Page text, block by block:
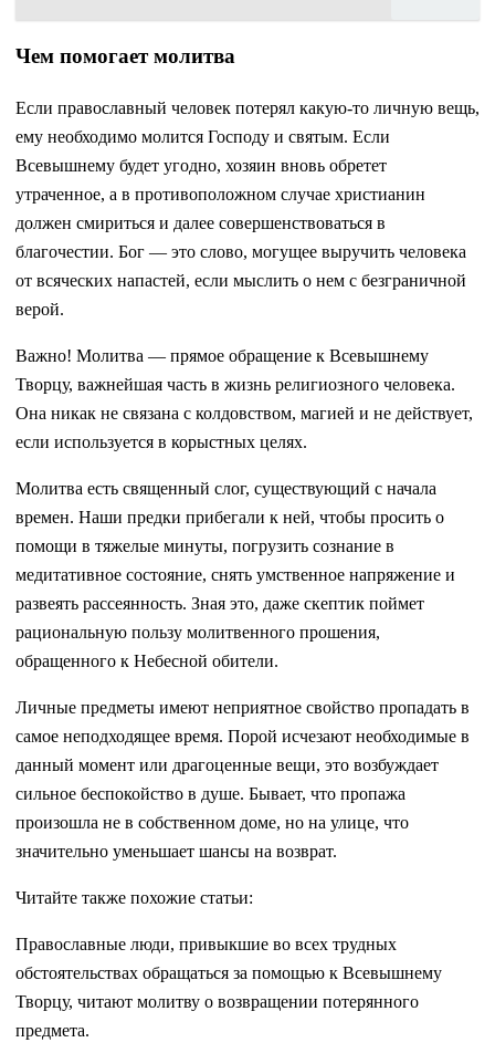
Чем помогает молитва
Если православный человек потерял какую-то личную вещь,
ему необходимо молится Господу и святым. Если
Всевышнему будет угодно, хозяин вновь обретет
утраченное, а в противоположном случае христианин
должен смириться и далее совершенствоваться в
благочестии. Бог — это слово, могущее выручить человека
от всяческих напастей, если мыслить о нем с безграничной
верой.
Важно! Молитва — прямое обращение к Всевышнему
Творцу, важнейшая часть в жизнь религиозного человека.
Она никак не связана с колдовством, магией и не действует,
если используется в корыстных целях.
Молитва есть священный слог, существующий с начала
времен. Наши предки прибегали к ней, чтобы просить о
помощи в тяжелые минуты, погрузить сознание в
медитативное состояние, снять умственное напряжение и
развеять рассеянность. Зная это, даже скептик поймет
рациональную пользу молитвенного прошения,
обращенного к Небесной обители.
Личные предметы имеют неприятное свойство пропадать в
самое неподходящее время. Порой исчезают необходимые в
данный момент или драгоценные вещи, это возбуждает
сильное беспокойство в душе. Бывает, что пропажа
произошла не в собственном доме, но на улице, что
значительно уменьшает шансы на возврат.
Читайте также похожие статьи:
Православные люди, привыкшие во всех трудных
обстоятельствах обращаться за помощью к Всевышнему
Творцу, читают молитву о возвращении потерянного
предмета.